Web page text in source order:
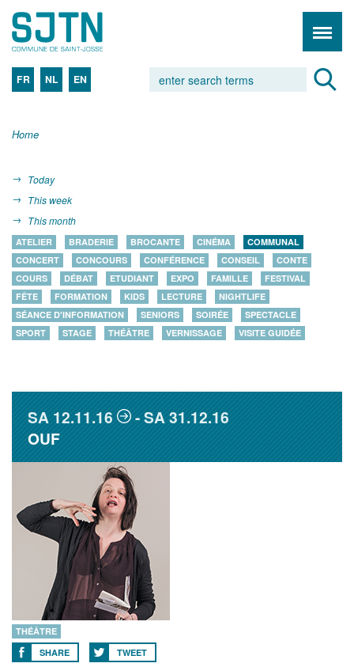
FR NL EN
Home
Today
This week
This month
ATELIER BRADERIE BROCANTE CINÉMA
COMMUNAL
CONCERT
CONCOURS CONFÉRENCE CONSEIL
CONTE
COURS
DÉBAT ETUDIANT EXPO FAMILLE
FESTIVAL
FÊTE
FORMATION KIDS LECTURE
NIGHTLIFE
SÉANCE D'INFORMATION
SENIORS SOIRÉE
SPECTACLE
SPORT
STAGE THÉÂTRE VERNISSAGE VISITE GUIDÉE
SA12.11.16 SA31.12.16
OUF
THÉÂTRE
SHARE
TWEET